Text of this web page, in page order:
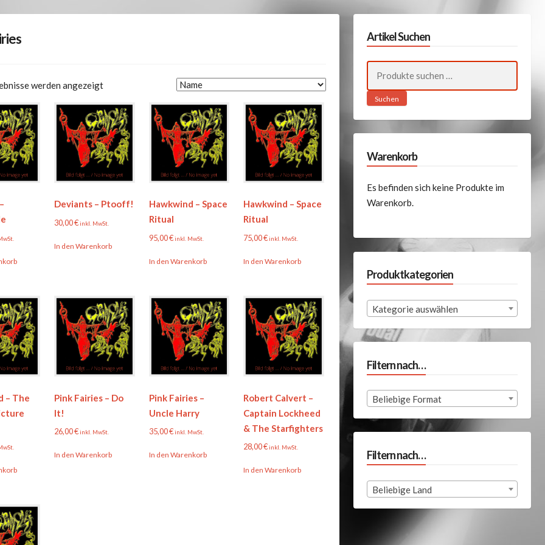
werden angezeigt
Deviants – Ptooff!
30,00€inkl. MwSt.
In den Warenkorb
Hawkwind – Space
Ritual
95,00€ inkl. MwSt.
In den Warenkorb
Hawkwind – Space
Ritual
75,00€inkl. MwSt.
In den Warenkorb
– The
Pink Fairies – Do
It!
26,00€inkl. MwSt.
In den Warenkorb
Pink Fairies –
Uncle Harry
35,00€ inkl. MwSt.
In den Warenkorb
Robert Calvert –
Captain Lockheed
& The Starfighters
28,00€inkl. MwSt.
In den Warenkorb
Artikel Suchen
nach:
Suchen
Warenkorb
Es befinden sich keine Produkte im
Warenkorb.
Produktkategorien
Kategorie auswählen
Filtern nach…
Beliebige Format
Filtern nach…
Beliebige Land